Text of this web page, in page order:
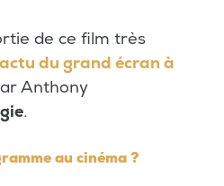
de ce film très
du grand écran à
Anthony
.
au cinéma ?